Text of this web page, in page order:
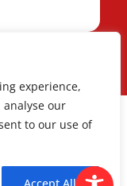
experience,
our
to our use of
| Associação